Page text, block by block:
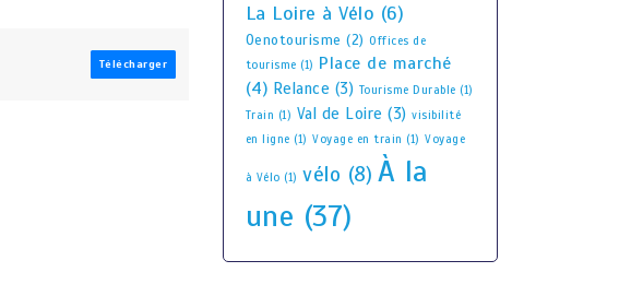
Télécharger
La Loire à Vélo (6)
Oenotourisme (2) Offices de
tourisme (1) Place de marché
(4) Relance (3) Tourisme Durable (1)
Train (1) Val de Loire (3) visibilité
en ligne (1) Voyage en train (1) Voyage
à Vélo (1) vélo (8) À la
une (37)